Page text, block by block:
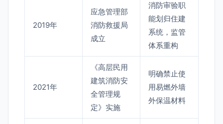
2019年
应急管理部
消防救援局
成立
消防审验职
能划归住建
系统，监管
体系重构
2021年
《高层民用
建筑消防安
全管理规
定》实施
明确禁止使
用易燃外墙
外保温材料